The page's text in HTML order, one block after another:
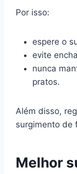
Por isso:
espere o
evite
nunca
pratos.
Além disso,
surgimento de
Melhor